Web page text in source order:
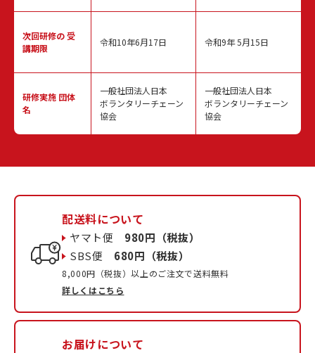
次回研修の受
講期限
研修実施 団体
名
令和10年6月17日
一般社団法人日本
ボランタリーチェーン
協会
令和9年 5月15日
一般社団法人日本
ボランタリーチェーン
協会
配送料について
ヤマト便 980円（税抜）
SBS便 680円（税抜）
8,000円（税抜）以上のご注文で送料無料
詳しくはこちら
お届けについて